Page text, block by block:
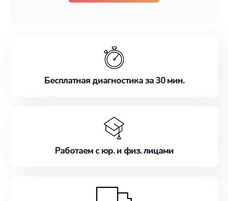
Бесплатная диагностика за 30 мин.
Работаем с юр. и физ. лицами